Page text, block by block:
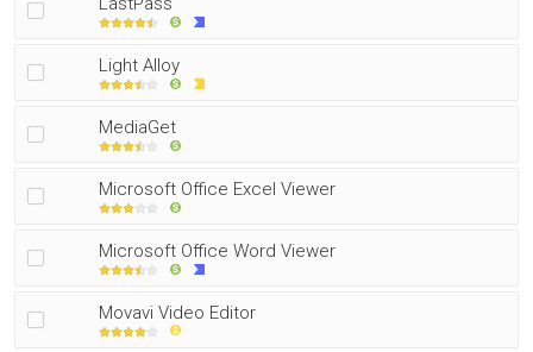
Light Alloy
MediaGet
Microsoft Office Excel Viewer
Microsoft Office Word Viewer
Movavi Video Editor